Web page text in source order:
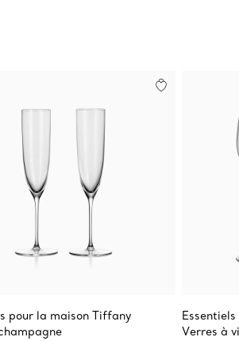
pour la maison Tiffany
Verres à